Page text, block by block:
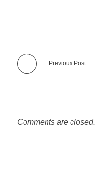
Previous Post
Comments are closed.